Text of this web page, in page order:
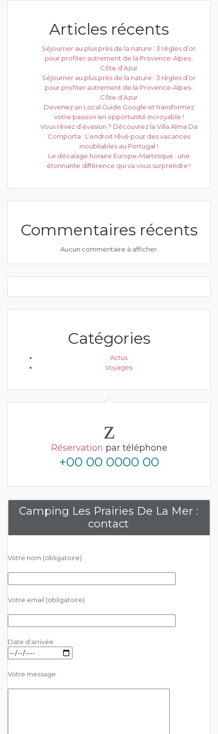
Articles récents
Séjourner au plus près de la nature : 3 règles d’or
pour profiter autrement de la Provence-Alpes-
Côte d’Azur
Séjourner au plus près de la nature : 3 règles d’or
pour profiter autrement de la Provence-Alpes-
Côte d’Azur
Devenez un Local Guide Google et transformez
votre passion en opportunité incroyable !
Vous rêvez d’évasion ? Découvrez la Villa Alma Da
Comporta : L’endroit rêvé pour des vacances
inoubliables au Portugal !
Le décalage horaire Europe-Martinique : une
étonnante différence qui va vous surprendre !
Commentaires récents
Aucun commentaire à afficher.
Catégories
Actus
Voyages
Réservation par téléphone
+00 00 0000 00
Camping Les Prairies De La Mer :
contact
Votre nom (obligatoire)
Votre email (obligatoire)
Date d'arrivée
Votre message